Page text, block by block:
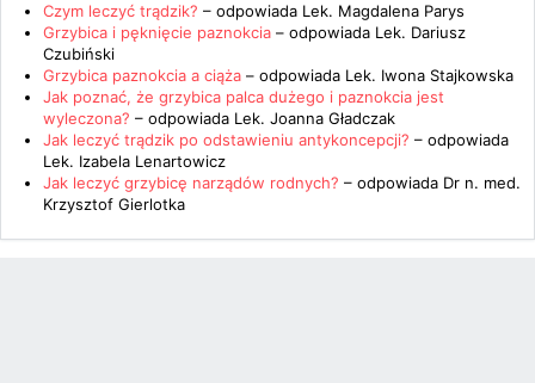
Czym leczyć trądzik? – odpowiada Lek. Magdalena Parys
Grzybica i pęknięcie paznokcia – odpowiada Lek. Dariusz
Czubiński
Grzybica paznokcia a ciąża – odpowiada Lek. Iwona Stajkowska
Jak poznać, że grzybica palca dużego i paznokcia jest
wyleczona? – odpowiada Lek. Joanna Gładczak
Jak leczyć trądzik po odstawieniu antykoncepcji? – odpowiada
Lek. Izabela Lenartowicz
Jak leczyć grzybicę narządów rodnych? – odpowiada Dr n. med.
Krzysztof Gierlotka